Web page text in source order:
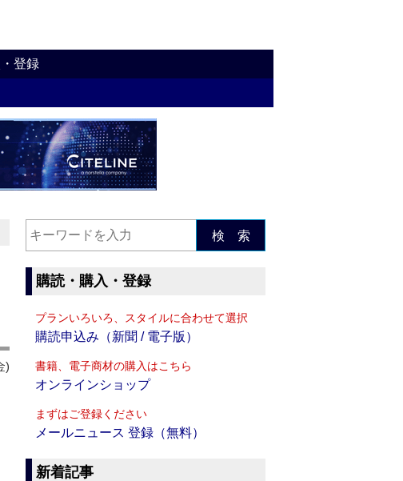
登録
)
検 索
購読・購入・登録
プランいろいろ、スタイルに合わせて選択
購読申込み（新聞 / 電子版）
書籍、電子商材の購入はこちら
オンラインショップ
まずはご登録ください
メールニュース 登録（無料）
新着記事